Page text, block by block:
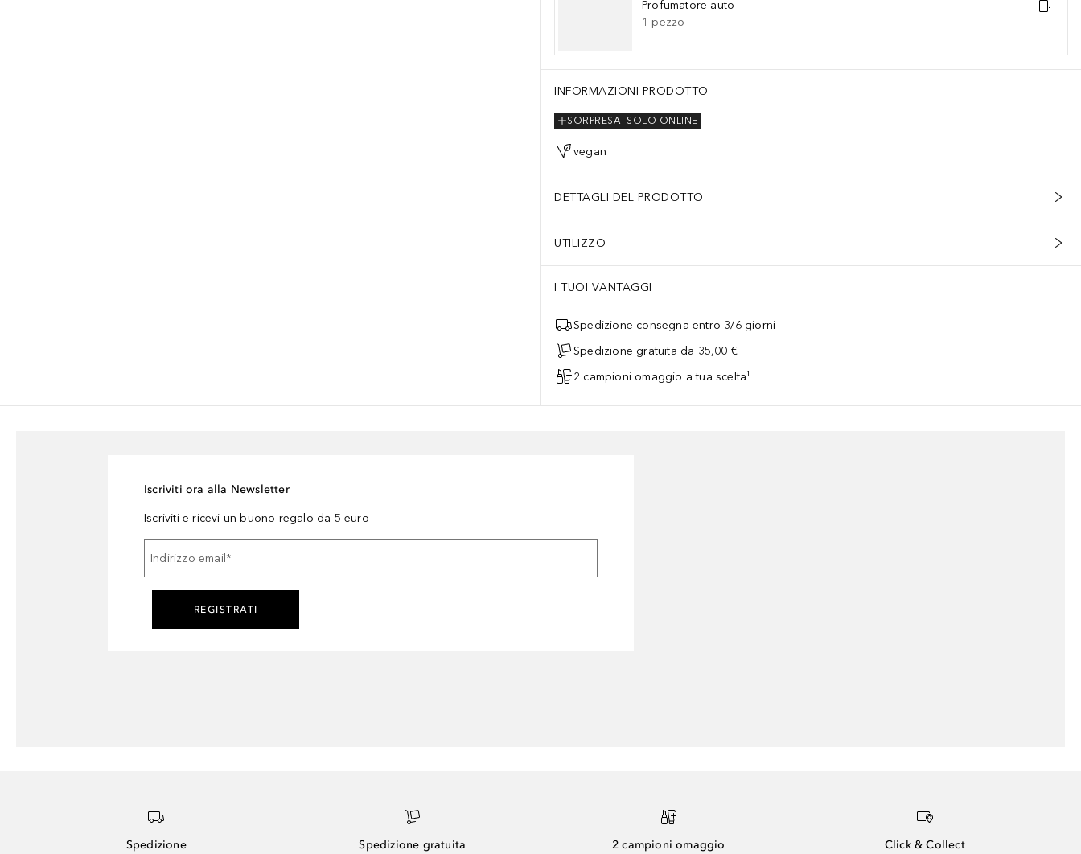
Profumatore auto
1 pezzo
INFORMAZIONI PRODOTTO
SOLO ONLINE
SORPRESA
vegan
DETTAGLI DEL PRODOTTO
UTILIZZO
I TUOI VANTAGGI
Spedizione consegna entro 3/6 giorni
Spedizione gratuita da 35,00 €
2 campioni omaggio a tua scelta¹
Iscriviti ora alla Newsletter
Iscriviti e ricevi un buono regalo da 5 euro
Indirizzo email *
REGISTRATI
Spedizione
Spedizione gratuita
2 campioni omaggio
Click & Collect